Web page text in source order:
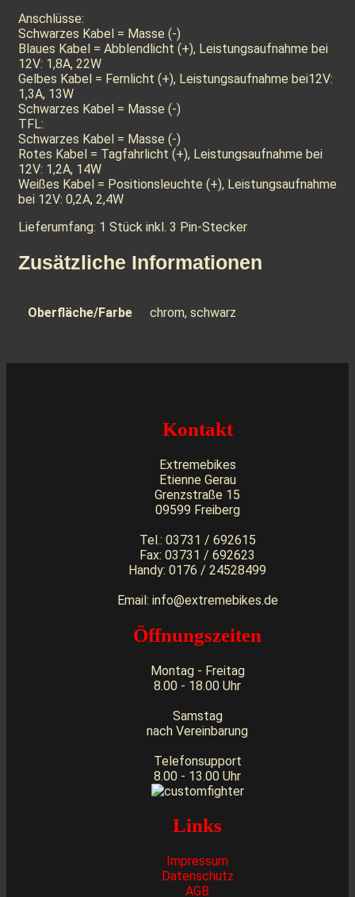
Anschlüsse:
Schwarzes Kabel = Masse (-)
Blaues Kabel = Abblendlicht (+), Leistungsaufnahme bei
12V: 1,8A, 22W
Gelbes Kabel = Fernlicht (+), Leistungsaufnahme bei12V:
1,3A, 13W
Schwarzes Kabel = Masse (-)
TFL:
Schwarzes Kabel = Masse (-)
Rotes Kabel = Tagfahrlicht (+), Leistungsaufnahme bei
12V: 1,2A, 14W
Weißes Kabel = Positionsleuchte (+), Leistungsaufnahme
bei 12V: 0,2A, 2,4W
Lieferumfang: 1 Stück inkl. 3 Pin-Stecker
Zusätzliche Informationen
Oberfläche/Farbe chrom, schwarz
Kontakt
Extremebikes
Etienne Gerau
Grenzstraße 15
09599 Freiberg
Tel.: 03731 / 692615
Fax: 03731 / 692623
Handy: 0176 / 24528499
Email: info@extremebikes.de
Öffnungszeiten
Montag - Freitag
8.00 - 18.00 Uhr
Samstag
nach Vereinbarung
Telefonsupport
8.00 - 13.00 Uhr
Links
Impressum
Datenschutz
AGB